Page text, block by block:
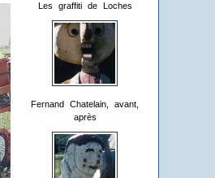
Les graffiti de Loches
Fernand Chatelain, avant,
après